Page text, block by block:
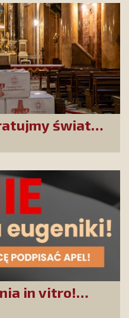
świat
in vitro!
RP